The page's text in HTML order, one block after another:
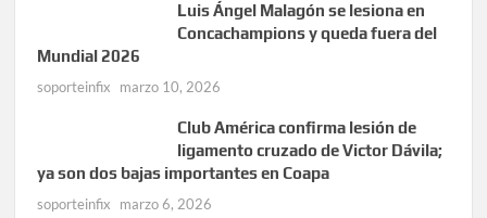
Luis Ángel Malagón se lesiona en
Concachampions y queda fuera del
Mundial 2026
soporteinfix marzo 10, 2026
Club América confirma lesión de
ligamento cruzado de Victor Dávila;
ya son dos bajas importantes en Coapa
soporteinfix marzo 6, 2026